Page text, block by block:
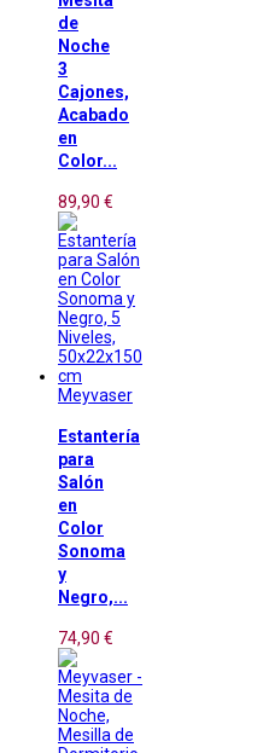
de
Noche
3
Cajones,
Acabado
en
Color...
89,90 €
Meyvaser
Estantería
para
Salón
en
Color
Sonoma
y
Negro,...
74,90 €